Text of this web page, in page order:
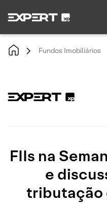
Fundos Imobiliários
FIIs na
e
tributação